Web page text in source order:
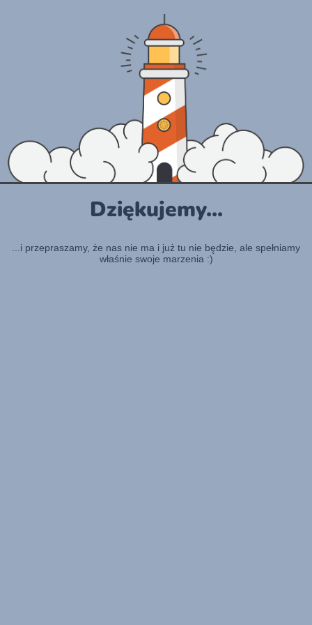
Dziękujemy...
...i przepraszamy, że nas nie ma i już tu nie będzie, ale spełniamy
właśnie swoje marzenia :)